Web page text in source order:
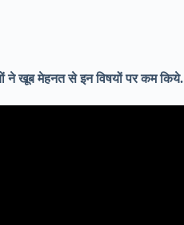
ने खूब मेहनत से इन विषयों पर कम किये.